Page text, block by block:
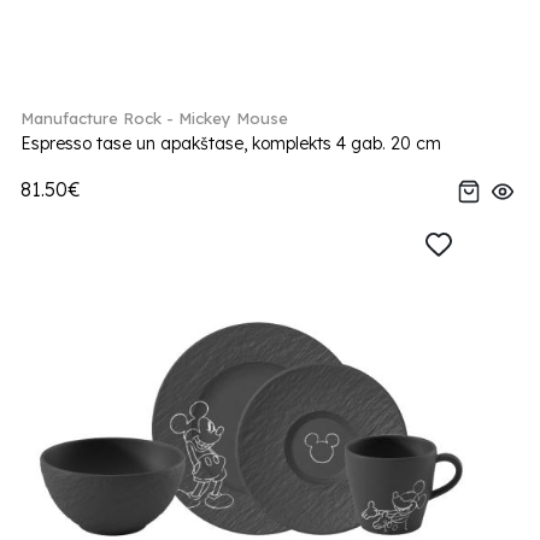
Manufacture Rock - Mickey Mouse
Espresso tase un apakštase, komplekts 4 gab. 20 cm
81.50€